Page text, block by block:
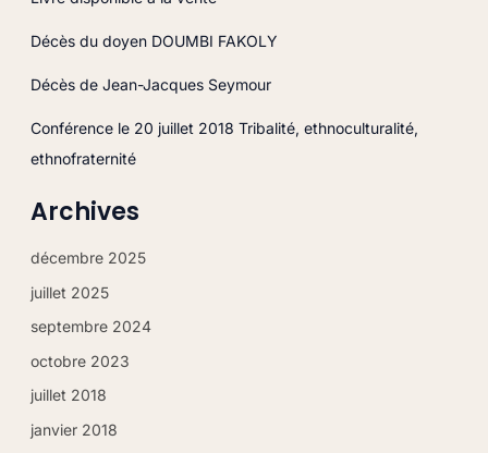
c
e
r
Décès du doyen DOUMBI FAKOLY
Décès de Jean-Jacques Seymour
Conférence le 20 juillet 2018 Tribalité, ethnoculturalité,
ethnofraternité
Archives
décembre 2025
juillet 2025
septembre 2024
octobre 2023
juillet 2018
janvier 2018